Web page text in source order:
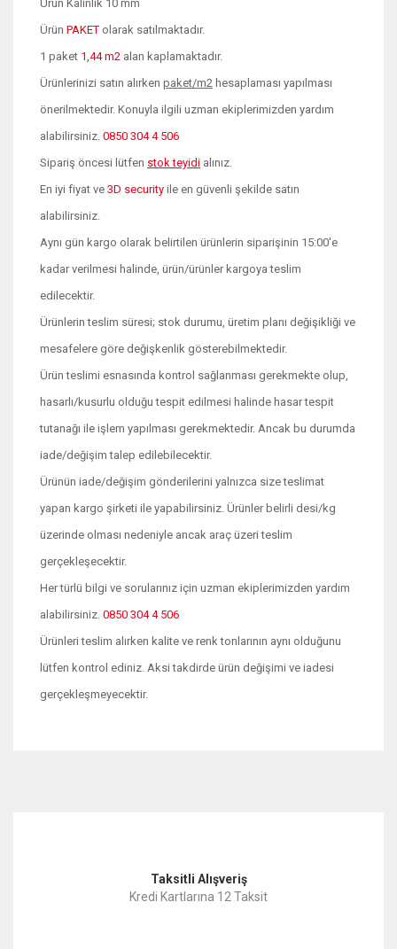
Ürün Kalınlık 10 mm
Ürün PAKET olarak satılmaktadır.
1 paket 1,44 m2 alan kaplamaktadır.
Ürünlerinizi satın alırken paket/m2 hesaplaması yapılması
önerilmektedir. Konuyla ilgili uzman ekiplerimizden yardım
alabilirsiniz. 0850 304 4 506
Sipariş öncesi lütfen stok teyidi alınız.
En iyi fiyat ve 3D security ile en güvenli şekilde satın
alabilirsiniz.
Aynı gün kargo olarak belirtilen ürünlerin siparişinin 15:00'e
kadar verilmesi halinde, ürün/ürünler kargoya teslim
edilecektir.
Ürünlerin teslim süresi; stok durumu, üretim planı değişikliği ve
mesafelere göre değişkenlik gösterebilmektedir.
Ürün teslimi esnasında kontrol sağlanması gerekmekte olup,
hasarlı/kusurlu olduğu tespit edilmesi halinde hasar tespit
tutanağı ile işlem yapılması gerekmektedir. Ancak bu durumda
iade/değişim talep edilebilecektir.
Ürünün iade/değişim gönderilerini yalnızca size teslimat
yapan kargo şirketi ile yapabilirsiniz. Ürünler belirli desi/kg
üzerinde olması nedeniyle ancak araç üzeri teslim
gerçekleşecektir.
Her türlü bilgi ve sorularınız için uzman ekiplerimizden yardım
alabilirsiniz. 0850 304 4 506
Ürünleri teslim alırken kalite ve renk tonlarının aynı olduğunu
lütfen kontrol ediniz. Aksi takdirde ürün değişimi ve iadesi
gerçekleşmeyecektir.
Ürün resmi kalitesiz, bozuk veya görüntülenemiyor.
Taksitli Alışveriş
Kredi Kartlarına 12 Taksit